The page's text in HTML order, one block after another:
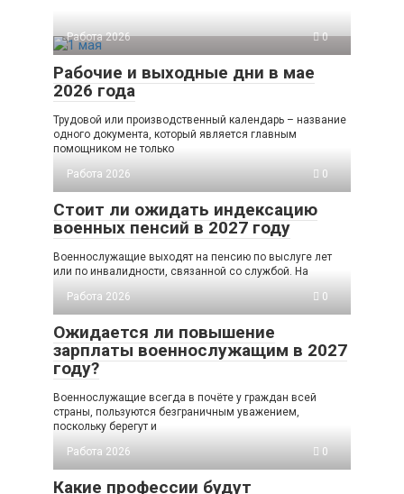
Работа 2026 0
Рабочие и выходные дни в мае
2026 года
Трудовой или производственный календарь – название
одного документа, который является главным
помощником не только
Работа 2026
0
Стоит ли ожидать индексацию
военных пенсий в 2027 году
Военнослужащие выходят на пенсию по выслуге лет
или по инвалидности, связанной со службой. На
Работа 2026
0
Ожидается ли повышение
зарплаты военнослужащим в 2027
году?
Военнослужащие всегда в почёте у граждан всей
страны, пользуются безграничным уважением,
поскольку берегут и
Работа 2026
0
Какие профессии будут